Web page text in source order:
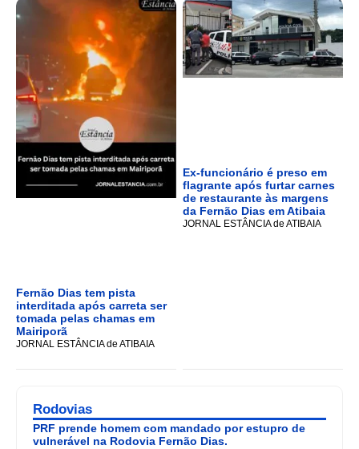
Fernão Dias tem pista
interditada após carreta ser
tomada pelas chamas em
Mairiporã
JORNAL ESTÂNCIA de ATIBAIA
Ex-funcionário é preso em
flagrante após furtar carnes
de restaurante às margens
da Fernão Dias em Atibaia
JORNAL ESTÂNCIA de ATIBAIA
Rodovias
PRF prende homem com mandado por estupro de
vulnerável na Rodovia Fernão Dias.